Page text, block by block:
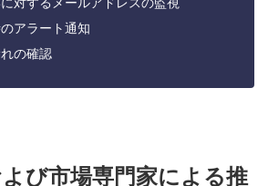
アラート通知
の確認
び市場専門家による推